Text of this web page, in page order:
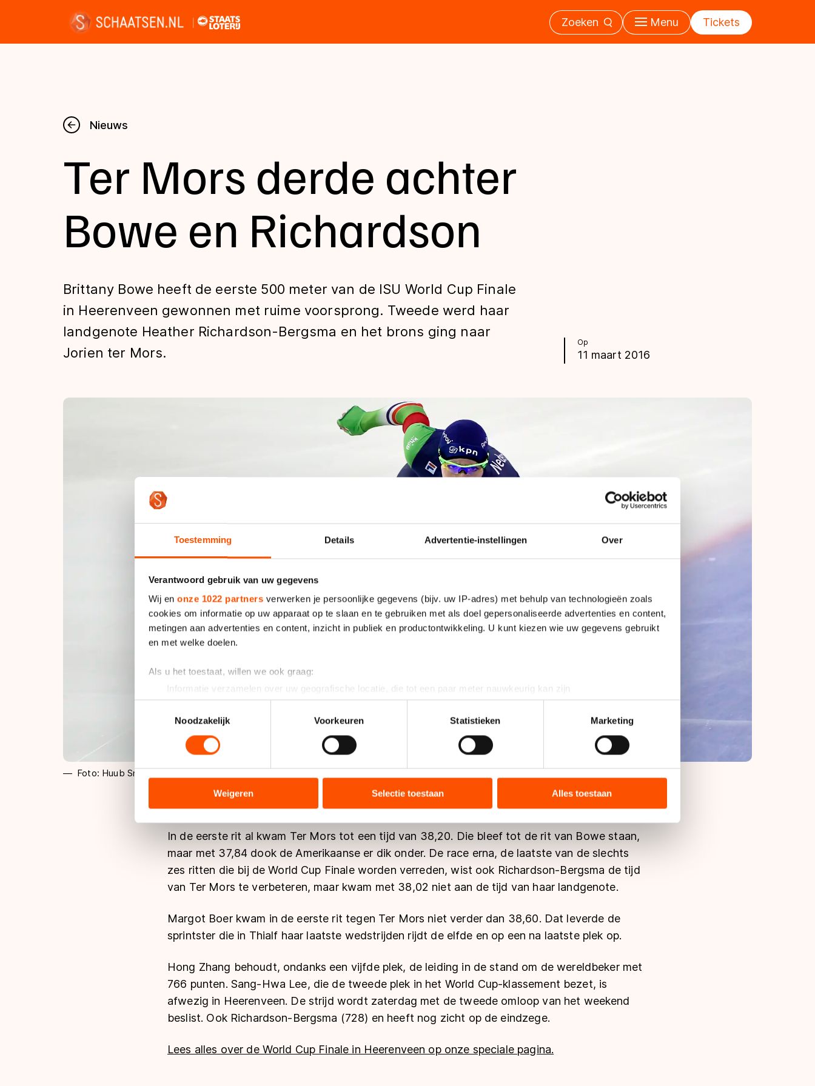
Toestemming Details Advertentie-instellingen Over
Verantwoord gebruik van uw gegevens
Wij en onze 1022 partners verwerken je persoonlijke gegevens (bijv. uw IP-adres) met behulp van technologieën zoals
cookies om informatie op uw apparaat op te slaan en te gebruiken met als doel gepersonaliseerde advertenties en content,
metingen aan advertenties en content, inzicht in publiek en productontwikkeling. U kunt kiezen wie uw gegevens gebruikt
en met welke doelen.
Als u het toestaat, willen we ook graag:
Informatie verzamelen over uw geografische locatie, die tot een paar meter nauwkeurig kan zijn
Uw apparaat identificeren door het actief te scannen op specifieke eigenschappen (fingerprinting)
Lees meer over hoe uw persoonlijke gegevens worden verwerkt en stel uw voorkeuren in het
detailgedeeltein. U kunt uw
toestemming op elk moment wijzigen of intrekken in de Cookieverklaring.
analyseren. We delen informatie over uw gebruik van onze site met onze partners voor social media, advertenties en
analyse. Zij kunnen deze combineren met andere gegevens die u aan hen heeft verstrekt of die zij hebben verzameld via
hun services. Sommige partners kunnen gegevens doorgeven aan landen buiten de EU, zoals de VS, waar mogelijk geen
adequaat beschermingsniveau geldt volgens de GDPR. Door op ‘Toestaan’ te klikken, stemt u in met deze overdracht.
Meer informatie vindt u in onscookiebeleid.
Noodzakelijk
Voorkeuren Statistieken Marketing
Weigeren Selectie toestaan Alles toestaan
Zoeken Menu Tickets
Nieuws
Kalender
Uitslagen
Tijden & historie
De weg op
Nieuws
Op
11 maart 2016
Ter Mors derde achter
Bowe en Richardson
Brittany Bowe heeft de eerste 500 meter van de ISU World Cup Finale
in Heerenveen gewonnen met ruime voorsprong. Tweede werd haar
landgenote Heather Richardson-Bergsma en het brons ging naar
Jorien ter Mors.
Foto: Huub Snoep
In de eerste rit al kwam Ter Mors tot een tijd van 38,20. Die bleef tot de rit van Bowe staan,
maar met 37,84 dook de Amerikaanse er dik onder. De race erna, de laatste van de slechts
zes ritten die bij de World Cup Finale worden verreden, wist ook Richardson-Bergsma de tijd
van Ter Mors te verbeteren, maar kwam met 38,02 niet aan de tijd van haar landgenote.
Margot Boer kwam in de eerste rit tegen Ter Mors niet verder dan 38,60. Dat leverde de
sprintster die in Thialf haar laatste wedstrijden rijdt de elfde en op een na laatste plek op.
Hong Zhang behoudt, ondanks een vijfde plek, de leiding in de stand om de wereldbeker met
766 punten. Sang-Hwa Lee, die de tweede plek in het World Cup-klassement bezet, is
afwezig in Heerenveen. De strijd wordt zaterdag met de tweede omloop van het weekend
beslist. Ook Richardson-Bergsma (728) en heeft nog zicht op de eindzege.
Lees alles over de World Cup Finale in Heerenveen op onze speciale pagina.